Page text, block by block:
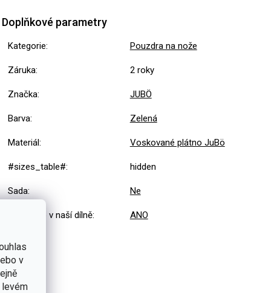
v
levém
Doplňkové parametry
Kategorie: Pouzdra na nože
Záruka: 2 roky
Značka: JUBÖ
Barva: Zelená
Materiál: Voskované plátno JuBö
#sizes_table#: hidden
Sada: Ne
Vyrobeno v naší dílně: ANO